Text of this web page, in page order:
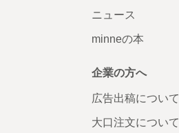
ニュース
minneの本
企業の方へ
広告出稿について
大口注文について